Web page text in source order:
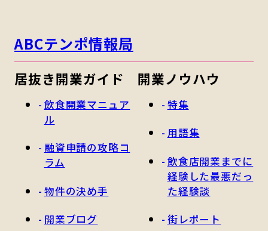
ABCテンポ情報局
居抜き開業ガイド
飲食開業マニュア
ル
融資申請の攻略コ
ラム
物件の決め手
開業ブログ
開業ノウハウ
特集
用語集
飲食店開業までに
経験した最悪だっ
た経験談
街レポート